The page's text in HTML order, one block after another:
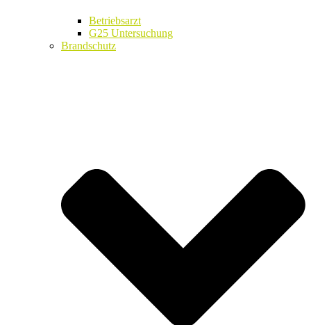
Betriebsarzt
G25 Untersuchung
Brandschutz